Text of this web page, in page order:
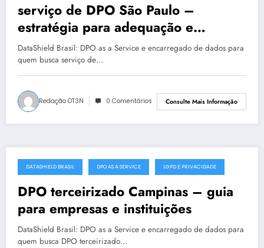
serviço de DPO São Paulo –
estratégia para adequação e
maturidade
DataShield Brasil: DPO as a Service e encarregado de dados para
quem busca serviço de…
Redação OT3N 0 Comentários Consulte Mais Informação
julho 15, 2025
DATASHIELD BRASIL DPO AS A SERVICE LGPD E PRIVACIDADE
DPO terceirizado Campinas – guia
para empresas e instituições
DataShield Brasil: DPO as a Service e encarregado de dados para
quem busca DPO terceirizado…